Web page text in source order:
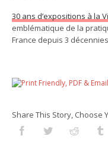
30 ans d’expositions à la
emblématique de la
France depuis 3
Share This Story, Choose
FacebookTwitterReddit